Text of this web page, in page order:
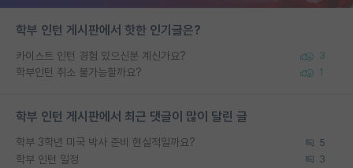
학부 인턴 게시판에서 핫한 인기글은?
카이스트 인턴 경험 있으신분 계신가요? 3
학부인턴 취소 불가능할까요? 1
학부 인턴 게시판에서 최근 댓글이 많이 달린 글
학부 3학년 미국 박사 준비 현실적일까요? 5
학부 인턴 일정 3